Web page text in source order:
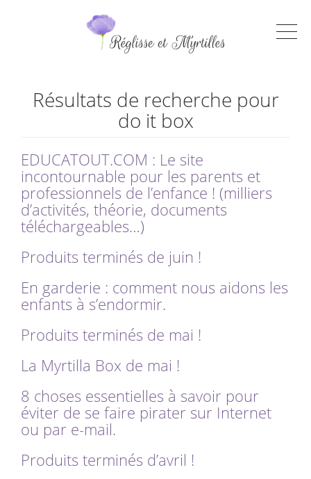
Résultats de recherche pour
do it box
EDUCATOUT.COM : Le site
incontournable pour les parents et
professionnels de l’enfance ! (milliers
d’activités, théorie, documents
téléchargeables…)
Produits terminés de juin !
En garderie : comment nous aidons les
enfants à s’endormir.
Produits terminés de mai !
La Myrtilla Box de mai !
8 choses essentielles à savoir pour
éviter de se faire pirater sur Internet
ou par e-mail.
Produits terminés d’avril !